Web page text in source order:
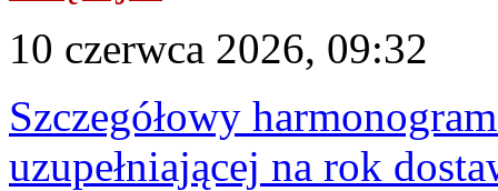
10 czerwca 2026, 09:32
Szczegółowy
uzupełniającej na rok